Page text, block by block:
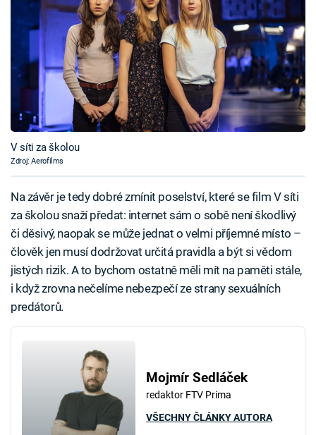
V síti za školou
Zdroj: Aerofilms
Na závěr je tedy dobré zmínit poselství, které se film V síti
za školou snaží předat: internet sám o sobě není škodlivý
či děsivý, naopak se může jednat o velmi příjemné místo –
člověk jen musí dodržovat určitá pravidla a být si vědom
jistých rizik. A to bychom ostatně měli mít na paměti stále,
i když zrovna nečelíme nebezpečí ze strany sexuálních
predátorů.
Mojmír Sedláček
redaktor FTV Prima
VŠECHNY ČLÁNKY AUTORA